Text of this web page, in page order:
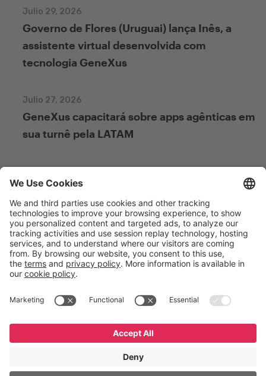
Governo de Flores (Uruguai) lança Inês, a
assistente virtual desenvolvida com
tecnologia GeneXus
Julio 29, 2026
GeneXus capacitará sobre apps agênticas em
sua turnê pela LATAM
Julio 27, 2026
De Figma a GeneXus: novo curso gratuito
sobre integração